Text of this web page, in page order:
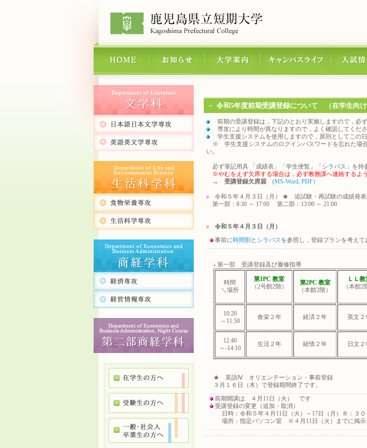
令和5年度前期受講登録について （在学生向け
前期の受講登録は，下記のとおり実施しますので，必ず
専攻により時間が異なりますので，よく確認してくださ
学生支援システムを使用しますので，原則としてこの日
※ 学生支援システムのログインパスワードを忘れた場
い。
必ず筆記用具 「成績表」「学生便覧」「シラバス」を持
※やむをえず欠席する場合は，必ず教務課へ連絡するよ
→ 受講登録欠席届 (MS-Word, PDF）
令和５年４月３日（月） ★ 追試験・再試験の成績発表
第一部：8:30 ～ 17:00 第二部：13:00 ～ 21:00
令和５年４月３日（月）
事前に時間割 と シラバスを参照し，登録プランを考えて
第一部 受講登録及び履修指導
時間
＼場所
第1PC 教室
（2号館2階）
第2PC 教室
（本館2階）
ＬＬ教
（本館2
10:20
～11:50
食栄２年 経済２年 英文２
12:40
～-14:10
生活２年 経情２年 日文２
★ 英語Ⅳ オリエンテーション・事前登録
３月１６日（木）で登録期間終了です。
前期開講は ４月11日（火） です
受講登録の変更（追加・取消）
日時：令和５年４月11日（火）～17日（月）８：３
場所：指定パソコン室 ※４月11日（火）までに掲示